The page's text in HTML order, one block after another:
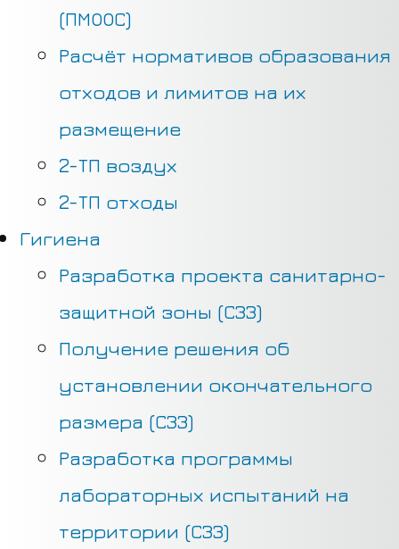
(ПМООС)
Расчёт нормативов образования
отходов и лимитов на их
размещение
2-ТП воздух
2-ТП отходы
Гигиена
Разработка проекта санитарно-
защитной зоны (СЗЗ)
Получение решения об
установлении окончательного
размера (СЗЗ)
Разработка программы
лабораторных испытаний на
территории (СЗЗ)